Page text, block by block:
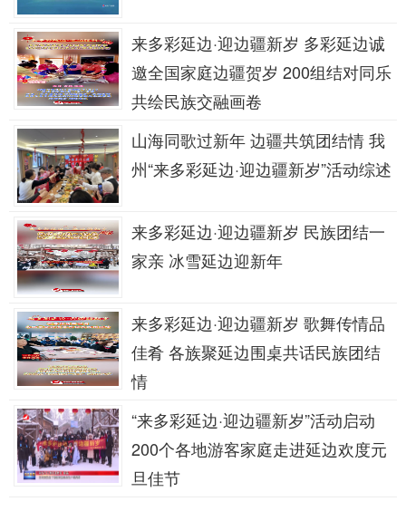
来多彩延边·迎边疆新岁 多彩延边诚
邀全国家庭边疆贺岁 200组结对同乐
共绘民族交融画卷
山海同歌过新年 边疆共筑团结情 我
州“来多彩延边·迎边疆新岁”活动综述
来多彩延边·迎边疆新岁 民族团结一
家亲 冰雪延边迎新年
来多彩延边·迎边疆新岁 歌舞传情品
佳肴 各族聚延边围桌共话民族团结
情
“来多彩延边·迎边疆新岁”活动启动
200个各地游客家庭走进延边欢度元
旦佳节